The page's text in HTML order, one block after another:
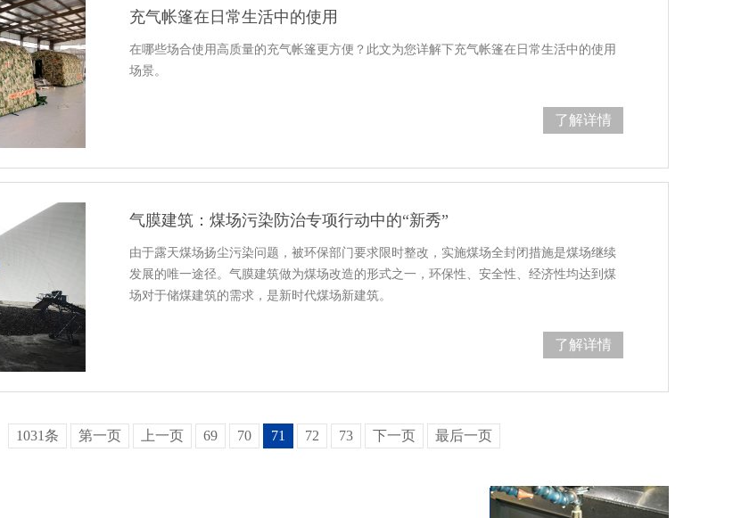
充气帐篷在日常生活中的使用
在哪些场合使用高质量的充气帐篷更方便？此文为您详解下充气帐篷在日常生活中的使用
场景。
了解详情
气膜建筑：煤场污染防治专项行动中的“新秀”
由于露天煤场扬尘污染问题，被环保部门要求限时整改，实施煤场全封闭措施是煤场继续
发展的唯一途径。气膜建筑做为煤场改造的形式之一，环保性、安全性、经济性均达到煤
场对于储煤建筑的需求，是新时代煤场新建筑。
了解详情
1031条 第一页 上一页 69 70 71 72 73 下一页 最后一页